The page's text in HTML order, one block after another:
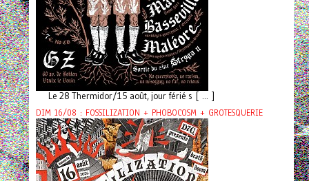
Le 28 Thermidor/15 août, jour férié s [ ... ]
DIM 16/08 : FOSSILIZATION + PHOBOCOSM + GROTESQUERIE